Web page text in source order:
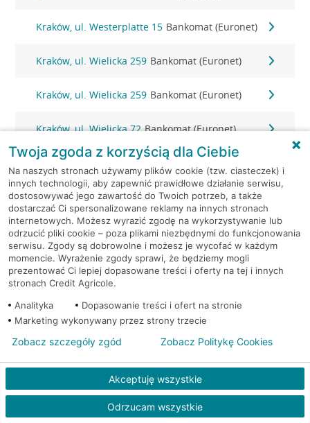
Kraków, ul. Westerplatte 15 Bankomat (Euronet)
Kraków, ul. Wielicka 259 Bankomat (Euronet)
Kraków, ul. Wielicka 259 Bankomat (Euronet)
Kraków, ul. Wielicka 72 Bankomat (Euronet)
Kraków, ul. Wielicka 72 Bankomat (Euronet)
Kraków, ul. Wielicka 72 Bankomat (Euronet)
Kraków, ul. Wielicka 79 Bankomat (Euronet)
Kraków, ul. Wiślna 6 Bankomat (Euronet)
Kraków, ul. Włoska 2 Bankomat (Euronet)
Kraków, ul. Wysłouchów 1 Bankomat (Euronet)
Kraków, ul. Zakopiańska 105 Bankomat (Euronet)
Twoja zgoda z korzyścią dla Ciebie
Na naszych stronach używamy plików cookie (tzw. ciasteczek) i
innych technologii, aby zapewnić prawidłowe działanie serwisu,
dostosowywać jego zawartość do Twoich potrzeb, a także
dostarczać Ci spersonalizowane reklamy na innych stronach
internetowych. Możesz wyrazić zgodę na wykorzystywanie lub
odrzucić pliki cookie – poza plikami niezbędnymi do funkcjonowania
serwisu. Zgody są dobrowolne i możesz je wycofać w każdym
momencie. Wyrażenie zgody sprawi, że będziemy mogli
prezentować Ci lepiej dopasowane treści i oferty na tej i innych
stronach Credit Agricole.
Analityka
Dopasowanie treści i ofert na stronie
Marketing wykonywany przez strony trzecie
Akceptuję wszystkie
Odrzucam wszystkie
Zobacz szczegóły zgód Zobacz Politykę Cookies